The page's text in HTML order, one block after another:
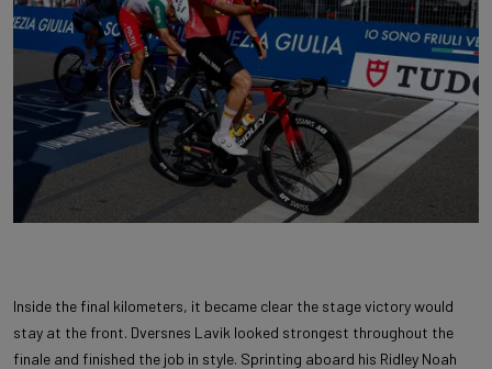
Inside the final kilometers, it became clear the stage victory would
stay at the front. Dversnes Lavik looked strongest throughout the
finale and finished the job in style. Sprinting aboard his Ridley Noah